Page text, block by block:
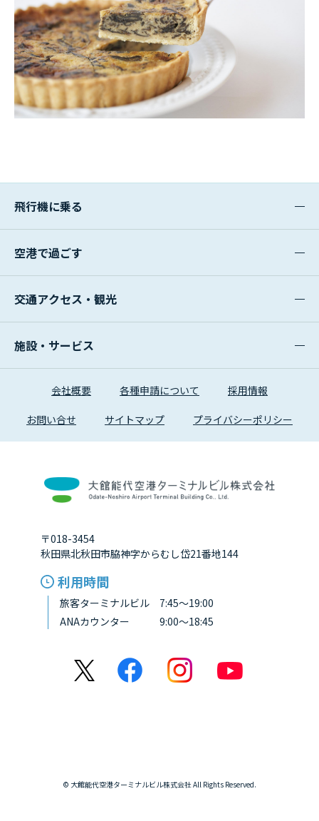
飛行機に乗る
空港で過ごす
交通アクセス・観光
施設・サービス
会社概要 各種申請について 採用情報
お問い合せ サイトマップ プライバシーポリシー
〒018-3454
秋田県北秋田市脇神字からむし岱21番地144
利用時間
旅客ターミナルビル 7:45～19:00
ANAカウンター 9:00～18:45
© 大館能代空港ターミナルビル株式会社 All Rights Reserved.